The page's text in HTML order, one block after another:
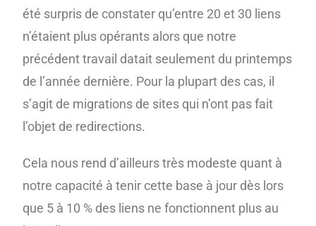
été surpris de constater qu’entre 20 et 30 liens
n’étaient plus opérants alors que notre
précédent travail datait seulement du printemps
de l’année dernière. Pour la plupart des cas, il
s’agit de migrations de sites qui n’ont pas fait
l’objet de redirections.
Cela nous rend d’ailleurs très modeste quant à
notre capacité à tenir cette base à jour dès lors
que 5 à 10 % des liens ne fonctionnent plus au